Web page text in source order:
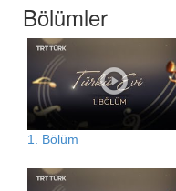
Bölümler
1. Bölüm